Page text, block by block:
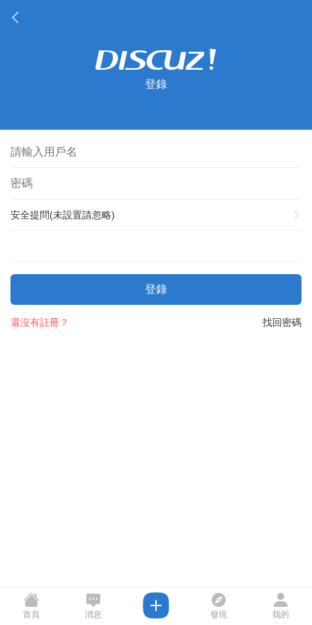
登錄
安全提問(未設置請忽略)
登錄
找回密碼
還沒有註冊？
首頁 消息 發現 我的